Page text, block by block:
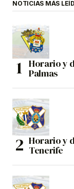
NOTICIAS MÁS
Horario y
Palmas
Horario y
Tenerife